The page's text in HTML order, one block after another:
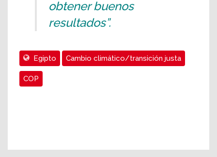
obtener buenos
resultados”.
Egipto Cambio climático/transición justa
COP